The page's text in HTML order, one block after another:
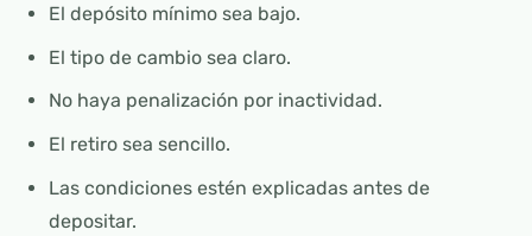
El depósito mínimo sea bajo.
El tipo de cambio sea claro.
No haya penalización por inactividad.
El retiro sea sencillo.
Las condiciones estén explicadas antes de
depositar.